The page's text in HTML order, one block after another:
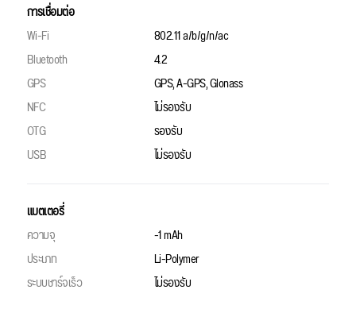
การเชื่อมต่อ
Wi-Fi
802.11 a/b/g/n/ac
Bluetooth
4.2
GPS
GPS, A-GPS, Glonass
NFC
ไม่รองรับ
OTG
รองรับ
USB
ไม่รองรับ
แบตเตอรี่
ความจุ
-1 mAh
ประเภท
Li-Polymer
ระบบชาร์จเร็ว
ไม่รองรับ